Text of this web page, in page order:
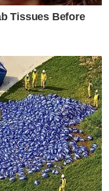
Tissues Before